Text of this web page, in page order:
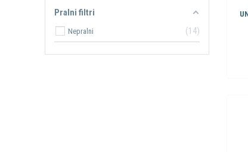
Pralni filtri
Nepralni 14